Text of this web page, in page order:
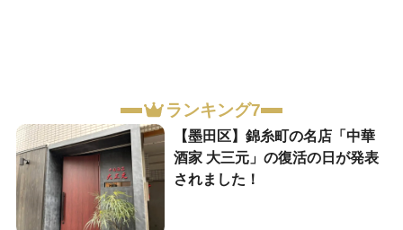
ランキング7
【墨田区】錦糸町の名店「中華
酒家 大三元」の復活の日が発表
されました！